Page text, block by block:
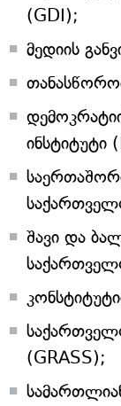
(GDI);
მედიის
ინსტიტუტი
შავი და
(GRASS);